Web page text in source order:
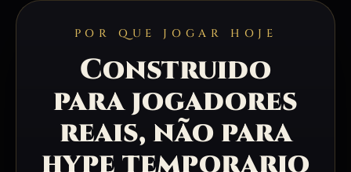
POR QUE JOGAR HOJE
Construido
para jogadores
reais, não para
hype temporario